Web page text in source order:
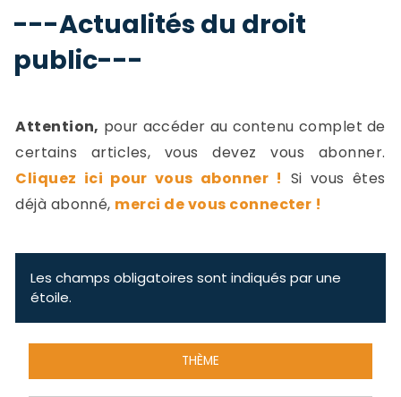
Droit privé ---
Abonnement aux actualités
---Actualités du droit
public---
Attention, pour accéder au contenu complet de
certains articles, vous devez vous abonner.
Cliquez ici pour vous abonner ! Si vous êtes
déjà abonné, merci de vous connecter !
Les champs obligatoires sont indiqués par une
étoile.
THÈME